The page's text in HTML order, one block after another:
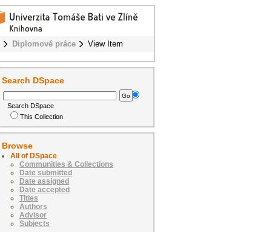
Diplomové práce View Item
Search DSpace
Search DSpace
This Collection
Browse
All of DSpace
Communities & Collections
Date submitted
Date assigned
Date accepted
Titles
Authors
Advisor
Subjects